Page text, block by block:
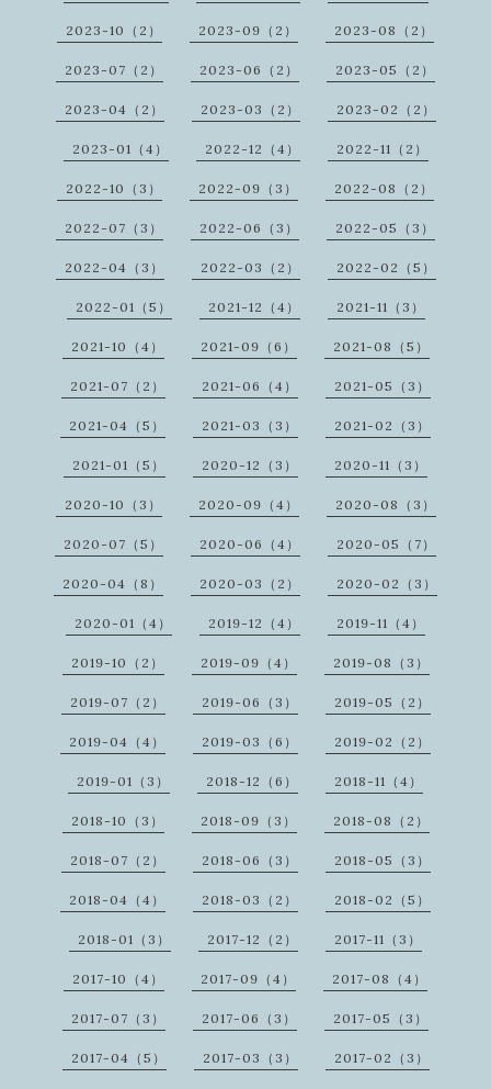
2023-10（2） 2023-09（2） 2023-08（2）
2023-07（2） 2023-06（2） 2023-05（2）
2023-04（2） 2023-03（2） 2023-02（2）
2023-01（4） 2022-12（4） 2022-11（2）
2022-10（3） 2022-09（3） 2022-08（2）
2022-07（3） 2022-06（3） 2022-05（3）
2022-04（3） 2022-03（2） 2022-02（5）
2022-01（5） 2021-12（4） 2021-11（3）
2021-10（4） 2021-09（6） 2021-08（5）
2021-07（2） 2021-06（4） 2021-05（3）
2021-04（5） 2021-03（3） 2021-02（3）
2021-01（5） 2020-12（3） 2020-11（3）
2020-10（3） 2020-09（4） 2020-08（3）
2020-07（5） 2020-06（4） 2020-05（7）
2020-04（8） 2020-03（2） 2020-02（3）
2020-01（4） 2019-12（4） 2019-11（4）
2019-10（2） 2019-09（4） 2019-08（3）
2019-07（2） 2019-06（3） 2019-05（2）
2019-04（4） 2019-03（6） 2019-02（2）
2019-01（3） 2018-12（6） 2018-11（4）
2018-10（3） 2018-09（3） 2018-08（2）
2018-07（2） 2018-06（3） 2018-05（3）
2018-04（4） 2018-03（2） 2018-02（5）
2018-01（3） 2017-12（2） 2017-11（3）
2017-10（4） 2017-09（4） 2017-08（4）
2017-07（3） 2017-06（3） 2017-05（3）
2017-04（5） 2017-03（3） 2017-02（3）